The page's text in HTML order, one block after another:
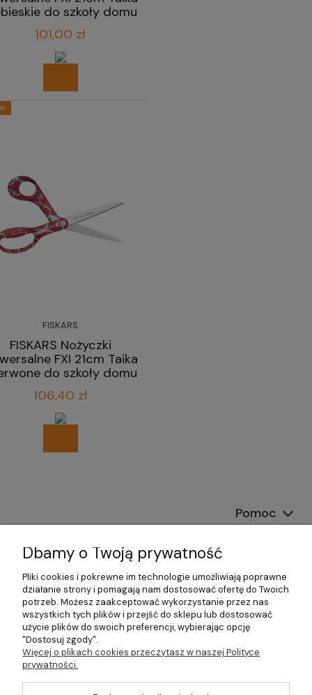
do szkoły domu
101,00 zł
FISKARS
FISKARS Nożyczki
FXI 21cm Taika
do szkoły domu
106,40 zł
Pomoc
Moje konto
Gwarancja i zwroty
O firmie
Dbamy o Twoją prywatność
Pliki cookies i pokrewne im technologie umożliwiają poprawne
działanie strony i pomagają nam dostosować ofertę do Twoich
potrzeb. Możesz zaakceptować wykorzystanie przez nas
wszystkich tych plików i przejść do sklepu lub dostosować
użycie plików do swoich preferencji, wybierając opcję
"Dostosuj zgody".
Więcej o plikach cookies przeczytasz w naszej Polityce
prywatności.